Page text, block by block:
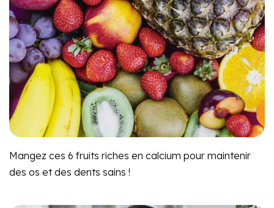
Mangez ces 6 fruits riches en calcium pour maintenir
des os et des dents sains !